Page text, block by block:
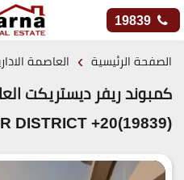
19839
الصفحة الرئيسية › العاصمة
كمبوند ريفر ديستريكت
(19839)20+ COMPOUND RIVER DISTRICT